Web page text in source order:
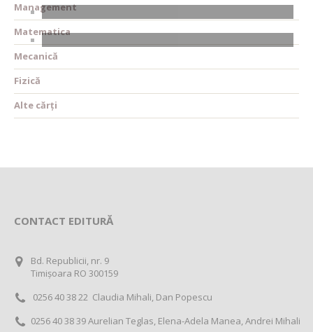
Management
Matematica
Mecanică
Fizică
Alte cărți
CONTACT EDITURĂ
Bd. Republicii, nr. 9
Timișoara RO 300159
0256 40 38 22 Claudia Mihali, Dan Popescu
0256 40 38 39 Aurelian Teglas, Elena-Adela Manea, Andrei Mihali